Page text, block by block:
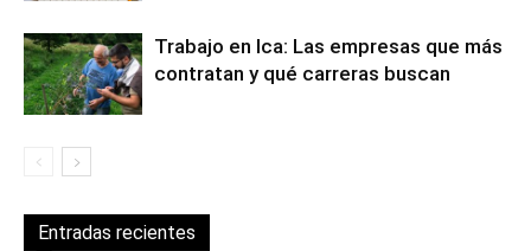
Trabajo en Ica: Las empresas que más
contratan y qué carreras buscan
Entradas recientes